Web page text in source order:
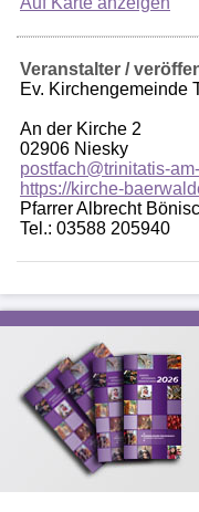
Veranstalter /
Ev. Kirchengemeinde
An der Kirche 2
02906 Niesky
postfach@trinitatis-
https://kirche-
Pfarrer Albrecht
Tel.: 03588 205940